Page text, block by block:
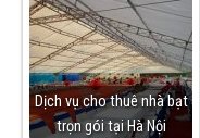
Dịch vụ cho thuê nhà bạt
trọn gói tại Hà Nội